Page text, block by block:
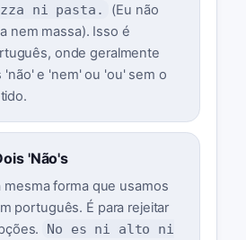
ni pasta.
(Eu não
nem massa). Isso é
onde geralmente
'não' e 'nem' ou 'ou' sem o
'Não's
mesma forma que usamos
português. É para rejeitar
No es ni alto ni